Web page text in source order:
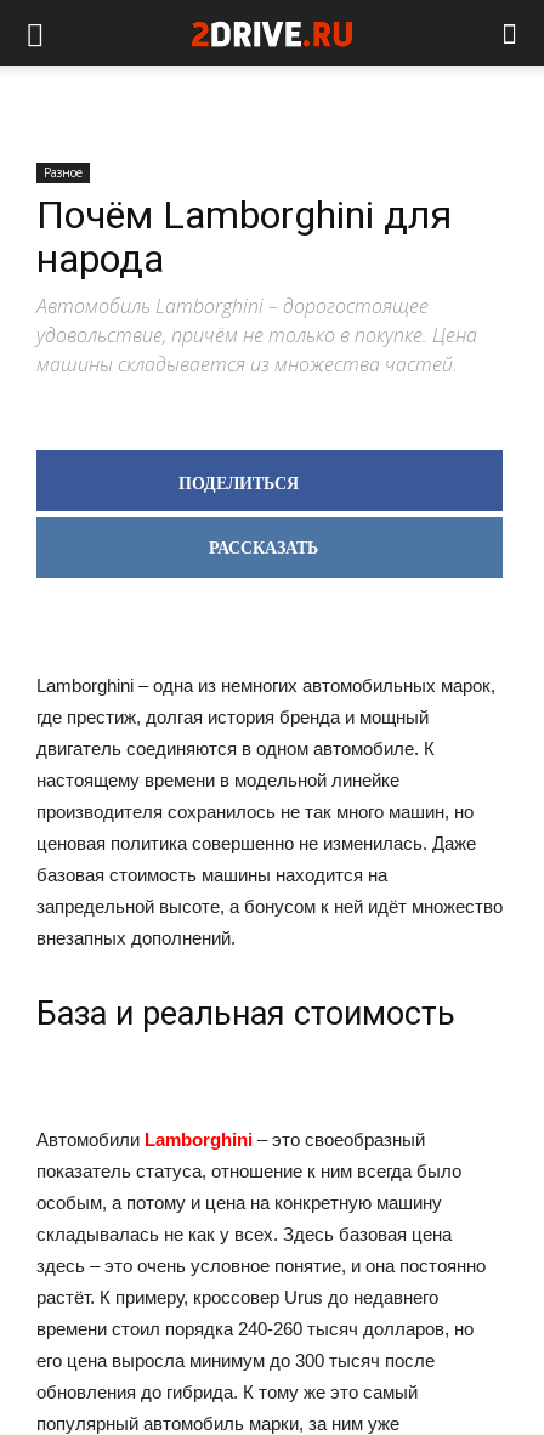
Разное
Почём Lamborghini для
народа
Автомобиль Lamborghini – дорогостоящее
удовольствие, причём не только в покупке. Цена
машины складывается из множества частей.
ПОДЕЛИТЬСЯ
РАССКАЗАТЬ
Lamborghini – одна из немногих автомобильных марок,
где престиж, долгая история бренда и мощный
двигатель соединяются в одном автомобиле. К
настоящему времени в модельной линейке
производителя сохранилось не так много машин, но
ценовая политика совершенно не изменилась. Даже
базовая стоимость машины находится на
запредельной высоте, а бонусом к ней идёт множество
внезапных дополнений.
База и реальная стоимость
Автомобили Lamborghini – это своеобразный
показатель статуса, отношение к ним всегда было
особым, а потому и цена на конкретную машину
складывалась не как у всех. Здесь базовая цена
здесь – это очень условное понятие, и она постоянно
растёт. К примеру, кроссовер Urus до недавнего
времени стоил порядка 240-260 тысяч долларов, но
его цена выросла минимум до 300 тысяч после
обновления до гибрида. К тому же это самый
популярный автомобиль марки, за ним уже